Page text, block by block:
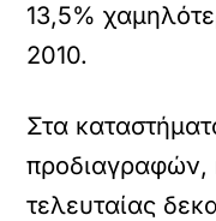
13,5%
2010.
Στα
τελευταίας